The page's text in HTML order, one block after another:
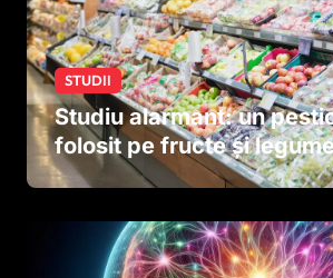
STUDII
Studiu alarmant: un
folosit pe fructe și
ar putea afecta
dinainte de naștere